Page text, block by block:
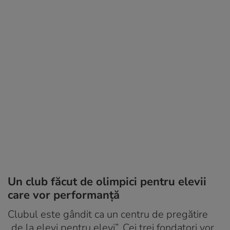
Un club făcut de olimpici pentru elevii
care vor performanță
Clubul este gândit ca un centru de pregătire